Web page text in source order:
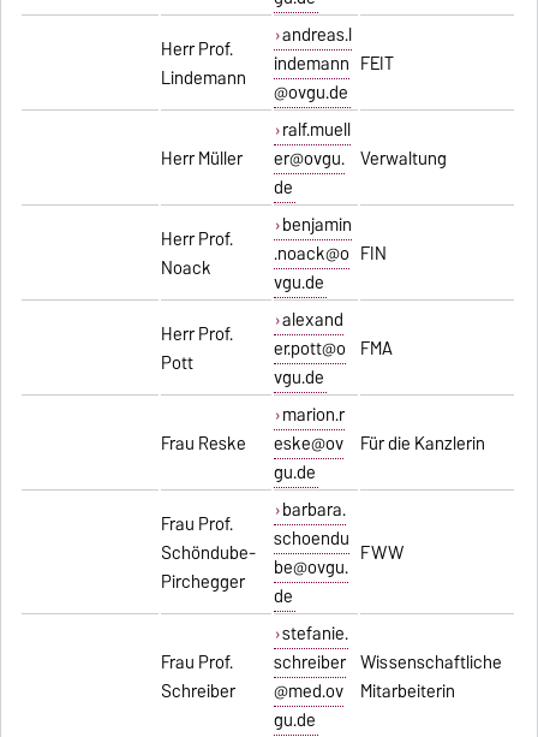
Herr Prof.
Lindemann
andreas.l
indemann
@ovgu.de
FEIT
Herr Müller
ralf.muell
er@ovgu.
de
Verwaltung
Herr Prof.
Noack
benjamin
.noack@o
vgu.de
FIN
Herr Prof.
Pott
alexand
er.pott@o
vgu.de
FMA
Frau Reske
marion.r
eske@ov
gu.de
Für die Kanzlerin
Frau Prof.
Schöndube-
Pirchegger
barbara.
schoendu
be@ovgu.
de
FWW
Frau Prof.
Schreiber
stefanie.
schreiber
@med.ov
gu.de
Wissenschaftliche
Mitarbeiterin